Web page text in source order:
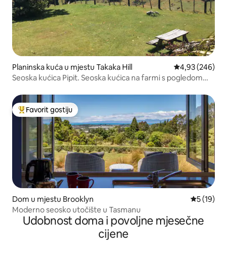
Planinska kuća u mjestu Takaka Hill Prosječna
4,93 (246)
Seoska kućica Pipit. Seoska kućica na farmi s pogledom
Glavni favorit gostiju
Favorit gostiju
Dom u mjestu Brooklyn Prosječna
5 (19)
Moderno seosko utočište u Tasmanu
Udobnost doma i povoljne mjesečne
cijene